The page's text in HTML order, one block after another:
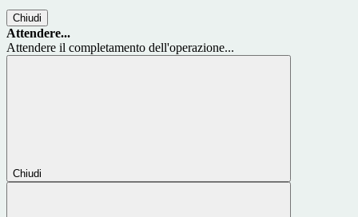
Chiudi
Attendere...
Attendere il completamento dell'operazione...
Chiudi